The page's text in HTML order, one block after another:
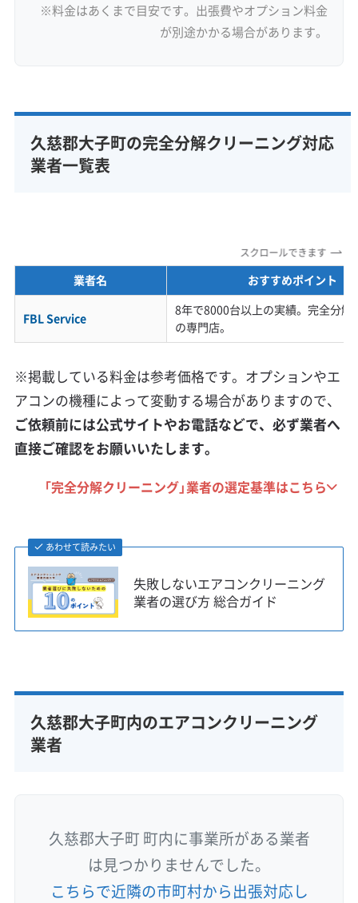
※料金はあくまで目安です。出張費やオプション料金
が別途かかる場合があります。
久慈郡大子町の完全分解クリーニング対応
業者一覧表
スクロールできます
業者名 おすすめポイント
FBL Service
8年で8000台以上の実績。完全分解
の専門店。
※掲載している料金は参考価格です。オプションやエ
アコンの機種によって変動する場合がありますので、
ご依頼前には公式サイトやお電話などで、必ず業者へ
直接ご確認をお願いいたします。
「完全分解クリーニング」業者の選定基準はこちら
あわせて読みたい
失敗しないエアコンクリーニング
業者の選び方 総合ガイド
久慈郡大子町内のエアコンクリーニング
業者
久慈郡大子町 町内に事業所がある業者
は見つかりませんでした。
こちらで近隣の市町村から出張対応し